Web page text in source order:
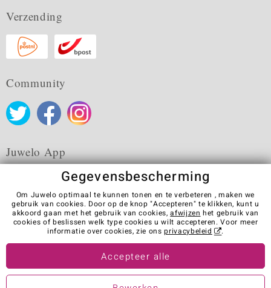
Verzending
Community
Juwelo App
Algemene verkoopvoorwaarden Privacybeleid
Cookies
Colofon
Contact
Contract herroepen
Visit our stores in other countries:
Gegevensbescherming
Om Juwelo optimaal te kunnen tonen en te verbeteren , maken we
gebruik van cookies. Door op de knop "Accepteren" te klikken, kunt u
akkoord gaan met het gebruik van cookies,afwijzen het gebruik van
cookies of beslissen welk type cookies u wilt accepteren. Voor meer
informatie over cookies, zie onsprivacybeleid .
Accepteer alle